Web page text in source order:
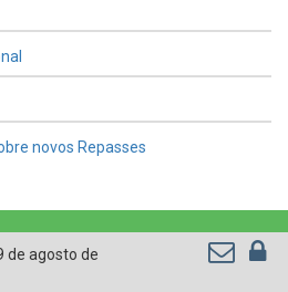
novos Repasses
de agosto de